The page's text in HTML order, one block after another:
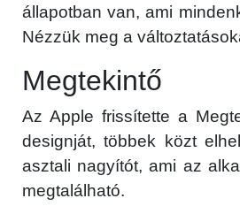
állapotban van, ami
Nézzük meg a
Megtekintő
Az Apple frissítette a
designját, többek közt
asztali nagyítót, ami az
megtalálható.